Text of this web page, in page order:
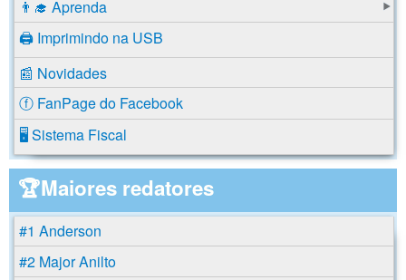
👨‍🎓 Aprenda
🖨️ Imprimindo na USB
📰 Novidades
ⓕ FanPage do Facebook
🖥️ Sistema Fiscal
🏆Maiores redatores
#1 Anderson
#2 Major Anilto